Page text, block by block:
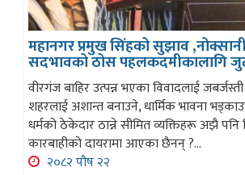
महानगर प्रमुख सिंहको सुझाव
सदभावको ठोस पहलकदमीकालागि
वीरगंज बाहिर उत्पन्न भएका विवादलाई
शहरलाई अशान्त बनाउने, धार्मिक भावना
धर्मको ठेकेदार ठान्ने सीमित व्यक्तिहरू अझै
कारबाहीको दायरामा आएका छैनन् ?...
२०८२ पौष २२